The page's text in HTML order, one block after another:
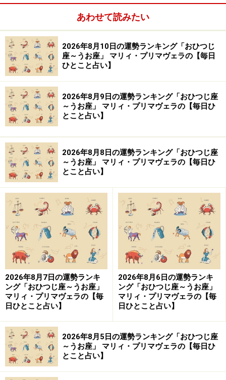
岩本 あかり（Akari Iwamoto）
※記事内容は執筆時点のものです。最新の内容をご確認くださ
い。
【編集部おすすめの購入サイト】
Amazonで占い関連の商品をチェック！
楽天市場で占い関連の商品をチェック！
あわせて読みたい
2026年8月10日の運勢ランキング「おひつじ
座～うお座」 マリィ・プリマヴェラの【毎日
ひとこと占い】
2026年8月9日の運勢ランキング「おひつじ座
～うお座」 マリィ・プリマヴェラの【毎日ひ
とこと占い】
2026年8月8日の運勢ランキング「おひつじ座
～うお座」 マリィ・プリマヴェラの【毎日ひ
とこと占い】
2026年8月7日の運勢ランキ
ング「おひつじ座～うお座」
マリィ・プリマヴェラの【毎
日ひとこと占い】
2026年8月6日の運勢ランキ
ング「おひつじ座～うお座」
マリィ・プリマヴェラの【毎
日ひとこと占い】
2026年8月5日の運勢ランキング「おひつじ座
～うお座」 マリィ・プリマヴェラの【毎日ひ
とこと占い】